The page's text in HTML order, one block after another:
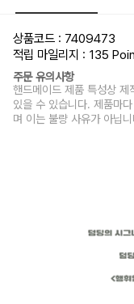
상품코드 : 7409473
적립 마일리지 : 135
주문 유의사항
핸드메이드 제품 특성상
있을 수 있습니다. 제품마
며 이는 불량 사유가 아닙